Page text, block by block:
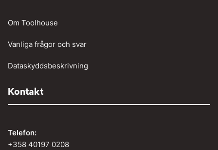
Om Toolhouse
Vanliga frågor och svar
Dataskyddsbeskrivning
Kontakt
Telefon:
+358 40197 0208